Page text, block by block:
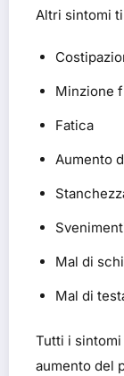
Altri sintomi
Minzione
Fatica
Aumento
Mal di
Mal di
Tutti i
aumento del